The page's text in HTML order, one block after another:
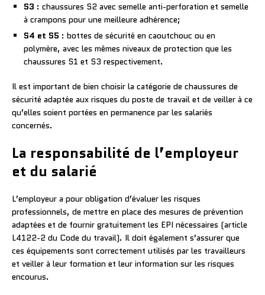
S3 : chaussures S2 avec semelle anti-perforation et semelle
à crampons pour une meilleure adhérence;
S4 et S5 : bottes de sécurité en caoutchouc ou en
polymère, avec les mêmes niveaux de protection que les
chaussures S1 et S3 respectivement.
Il est important de bien choisir la catégorie de chaussures de
sécurité adaptée aux risques du poste de travail et de veiller à ce
qu’elles soient portées en permanence par les salariés
concernés.
La responsabilité de l’employeur
et du salarié
L’employeur a pour obligation d’évaluer les risques
professionnels, de mettre en place des mesures de prévention
adaptées et de fournir gratuitement les EPI nécessaires (article
L4122-2 du Code du travail). Il doit également s’assurer que
ces équipements sont correctement utilisés par les travailleurs
et veiller à leur formation et leur information sur les risques
encourus.